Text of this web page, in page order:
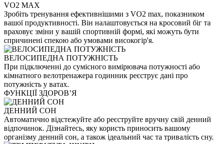
VO2 MAX
Зробіть тренування ефективнішими з VO2 max, показником
вашої продуктивності. Він налаштовується на кросовий біг та
враховує зміни у вашій спортивній формі, які можуть бути
спричинені спекою або умовами високогір'я.
ВЕЛОСИПЕДНА ПОТУЖНІСТЬ
При підключенні до сумісного вимірювача потужності або
кімнатного велотренажера годинник реєструє дані про
потужність у ватах.
ФУНКЦІЇ ЗДОРОВʼЯ
ДЕННИЙ СОН
Автоматично відстежуйте або реєструйте вручну свій денний
відпочинок. Дізнайтесь, яку користь приносить вашому
організму денний сон, а також ідеальний час та тривалість сну.